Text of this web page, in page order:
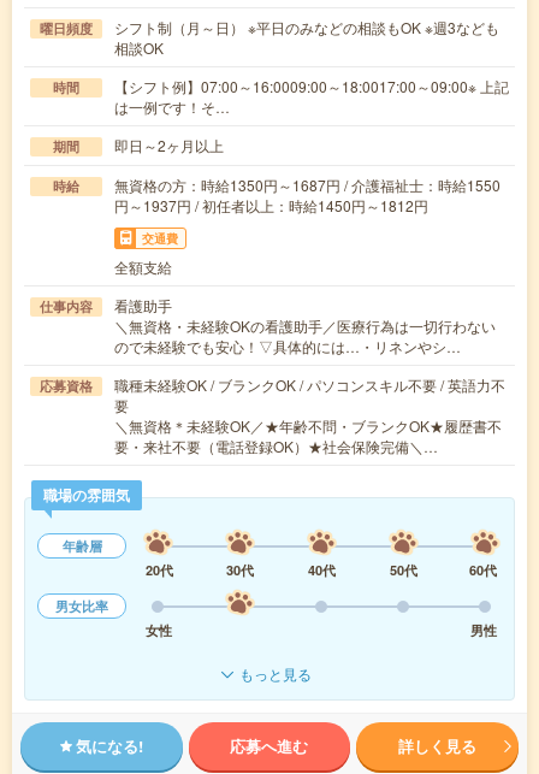
曜日頻度
シフト制（月～日） ※平日のみなどの相談もOK ※週3なども
相談OK
時間
【シフト例】07:00～16:0009:00～18:0017:00～09:00※ 上記
は一例です！そ…
期間 即日～2ヶ月以上
時給
無資格の方：時給1350円～1687円 / 介護福祉士：時給1550
円～1937円 / 初任者以上：時給1450円～1812円
交通費
全額支給
仕事内容
看護助手
＼無資格・未経験OKの看護助手／医療行為は一切行わない
ので未経験でも安心！▽具体的には…・リネンやシ…
応募資格
職種未経験OK / ブランクOK / パソコンスキル不要 / 英語力不
要
＼無資格＊未経験OK／★年齢不問・ブランクOK★履歴書不
要・来社不要（電話登録OK）★社会保険完備＼…
職場の雰囲気
年齢層
20代
30代 40代 50代
60代
男女比率
女性
男性
もっと見る
気になる! 応募へ進む 詳しく見る